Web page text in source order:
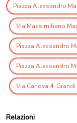
Piazza Alessandro
Via Massimiliano
Piazza Alessandro
Piazza Alessandro
Via Canova 4,
Relazioni